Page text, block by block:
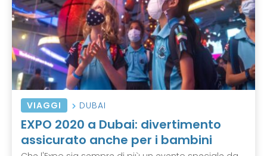
VIAGGI DUBAI
EXPO 2020 a Dubai: divertimento
assicurato anche per i bambini